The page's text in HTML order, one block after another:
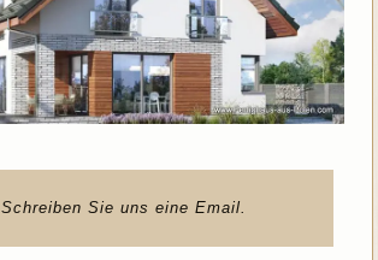
Schreiben Sie uns eine Email.